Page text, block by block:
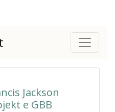
Jackson
e GBB